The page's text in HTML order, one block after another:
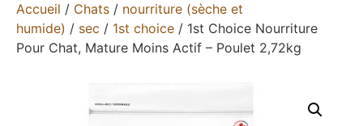
Accueil / Chats / nourriture (sèche et
humide) / sec / 1st choice / 1st Choice Nourriture
Pour Chat, Mature Moins Actif – Poulet 2,72kg